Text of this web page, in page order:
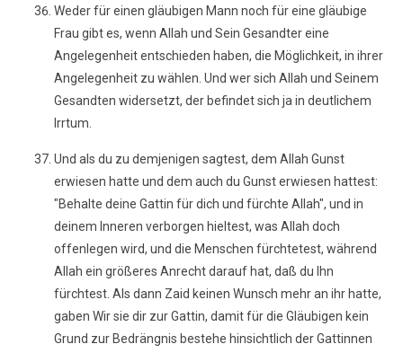
Weder für einen gläubigen Mann noch für eine gläubige
Frau gibt es, wenn Allah und Sein Gesandter eine
Angelegenheit entschieden haben, die Möglichkeit, in ihrer
Angelegenheit zu wählen. Und wer sich Allah und Seinem
Gesandten widersetzt, der befindet sich ja in deutlichem
Irrtum.
Und als du zu demjenigen sagtest, dem Allah Gunst
erwiesen hatte und dem auch du Gunst erwiesen hattest:
"Behalte deine Gattin für dich und fürchte Allah", und in
deinem Inneren verborgen hieltest, was Allah doch
offenlegen wird, und die Menschen fürchtetest, während
Allah ein größeres Anrecht darauf hat, daß du Ihn
fürchtest. Als dann Zaid keinen Wunsch mehr an ihr hatte,
gaben Wir sie dir zur Gattin, damit für die Gläubigen kein
Grund zur Bedrängnis bestehe hinsichtlich der Gattinnen